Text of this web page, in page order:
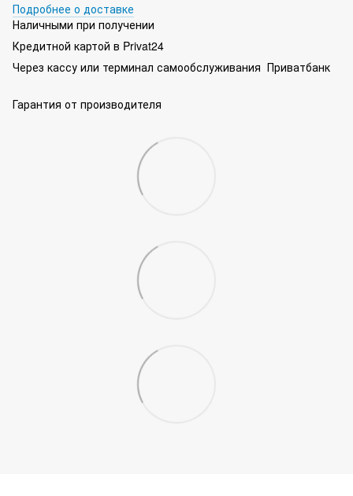
Подробнее о доставке
Наличными при получении
Кредитной картой в Privat24
Через кассу или терминал самообслуживания Приватбанк
Гарантия от производителя